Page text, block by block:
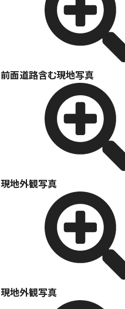
前面道路含む現地写真
現地外観写真
現地外観写真